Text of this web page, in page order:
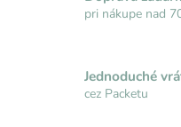
pri nákupe nad
Jednoduché
cez Packetu